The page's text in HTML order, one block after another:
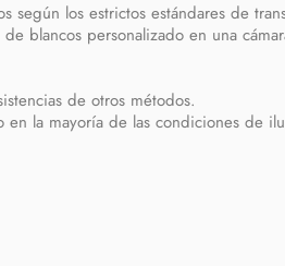
los estrictos estándares de
blancos personalizado en una
de otros métodos.
la mayoría de las condiciones de